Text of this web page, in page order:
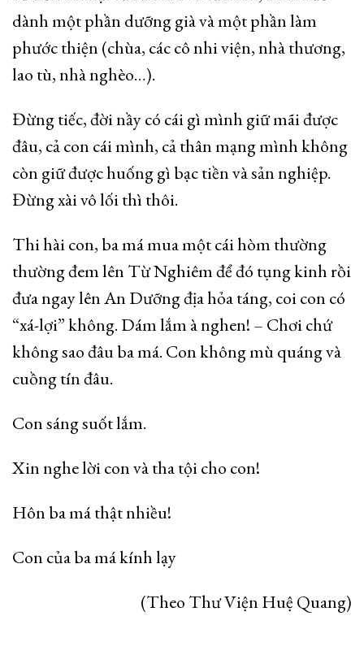
dành một phần dưỡng già và một phần làm
phước thiện (chùa, các cô nhi viện, nhà thương,
lao tù, nhà nghèo…).
Đừng tiếc, đời nầy có cái gì mình giữ mãi được
đâu, cả con cái mình, cả thân mạng mình không
còn giữ được huống gì bạc tiền và sản nghiệp.
Đừng xài vô lối thì thôi.
Thi hài con, ba má mua một cái hòm thường
thường đem lên Từ Nghiêm để đó tụng kinh rồi
đưa ngay lên An Dưỡng địa hỏa táng, coi con có
“xá-lợi” không. Dám lắm à nghen! – Chơi chứ
không sao đâu ba má. Con không mù quáng và
cuồng tín đâu.
Con sáng suốt lắm.
Xin nghe lời con và tha tội cho con!
Hôn ba má thật nhiều!
Con của ba má kính lạy
(Theo Thư Viện Huệ Quang)